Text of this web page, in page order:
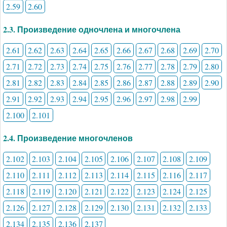
2.59
2.60
2.3. Произведение одночлена и многочлена
2.61 2.62 2.63 2.64 2.65 2.66 2.67 2.68 2.69
2.70
2.71
2.72 2.73 2.74 2.75 2.76 2.77 2.78 2.79
2.80
2.81
2.82 2.83 2.84 2.85 2.86 2.87 2.88 2.89
2.90
2.91
2.92 2.93 2.94 2.95 2.96 2.97 2.98
2.99
2.100
2.101
2.4. Произведение многочленов
2.102 2.103 2.104 2.105 2.106 2.107 2.108
2.109
2.110
2.111 2.112 2.113 2.114 2.115 2.116
2.117
2.118
2.119 2.120 2.121 2.122 2.123 2.124
2.125
2.126
2.127 2.128 2.129 2.130 2.131 2.132
2.133
2.134
2.135 2.136 2.137